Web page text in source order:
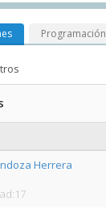
Programación
Herrera